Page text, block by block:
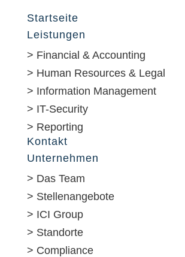
Startseite
Leistungen
> Financial & Accounting
> Human Resources & Legal
> Information Management
> IT-Security
> Reporting
Kontakt
Unternehmen
> Das Team
> Stellenangebote
> ICI Group
> Standorte
> Compliance